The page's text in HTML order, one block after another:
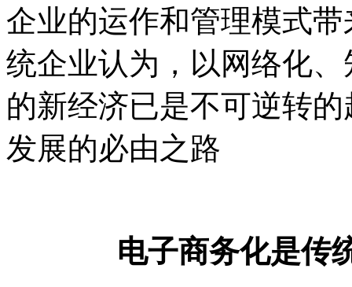
企业的运作和管理模式
统企业认为，以网络化
的新经济已是不可逆转
发展的必由之路
电子商务化是传